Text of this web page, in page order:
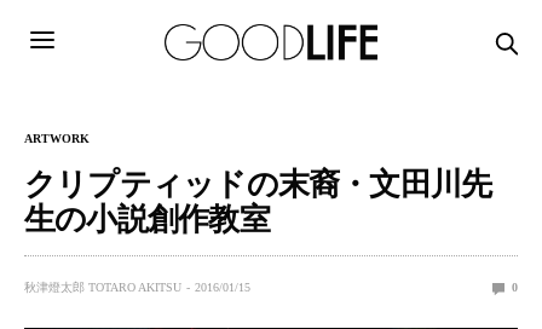
ARTWORK
クリプティッドの末裔・文田川先
生の小説創作教室
秋津燈太郎 TOTARO AKITSU 2016/01/15 0